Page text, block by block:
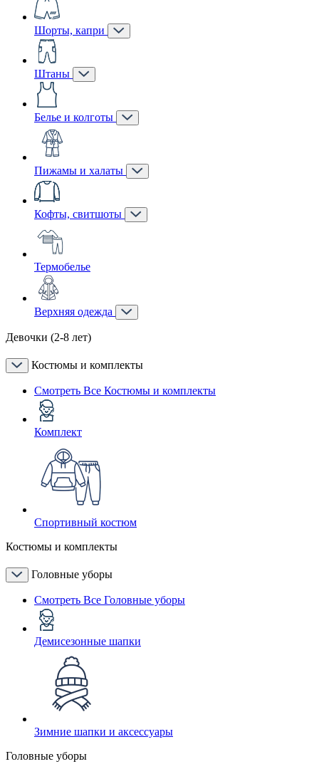
Шорты, капри
Штаны
Белье и колготы
Пижамы и халаты
Кофты, свитшоты
Термобелье
Верхняя одежда
Девочки (2-8 лет)
Костюмы и комплекты
Смотреть Все Костюмы и комплекты
Комплект
Спортивный костюм
Костюмы и комплекты
Головные уборы
Смотреть Все Головные уборы
Демисезонные шапки
Зимние шапки и аксессуары
Головные уборы